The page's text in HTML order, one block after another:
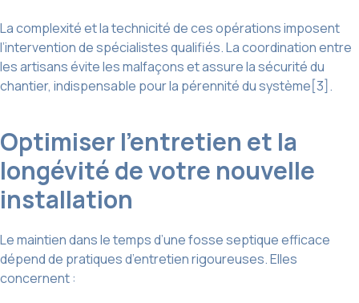
La complexité et la technicité de ces opérations imposent
l’intervention de spécialistes qualifiés. La coordination entre
les artisans évite les malfaçons et assure la sécurité du
chantier, indispensable pour la pérennité du système[3].
Optimiser l’entretien et la
longévité de votre nouvelle
installation
Le maintien dans le temps d’une fosse septique efficace
dépend de pratiques d’entretien rigoureuses. Elles
concernent :